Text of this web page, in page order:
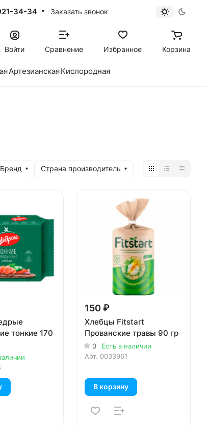
34-34 Заказать звонок
Войти Сравнение Избранное Корзина
АртезианскаяКислородная
Бренд Страна производитель
тонкие 170
150 ₽
Хлебцы Fitstart
Прованские травы 90 гр
0
Есть в наличии
Арт. 0033961
В корзину